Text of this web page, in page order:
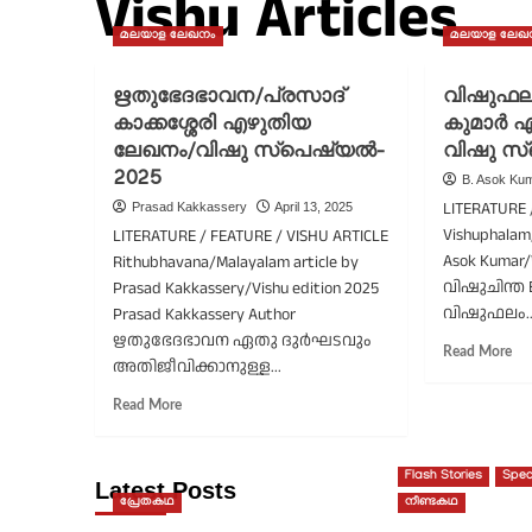
Vishu Articles
മലയാള ലേഖനം
ഋതുഭേദഭാവന/പ്രസാദ്
കാക്കശ്ശേരി എഴുതിയ
ലേഖനം/വിഷു സ്പെഷ്യൽ-
2025
Prasad Kakkassery April 13, 2025
LITERATURE / FEATURE / VISHU ARTICLE
Rithubhavana/Malayalam article by
Prasad Kakkassery/Vishu edition 2025
Prasad Kakkassery Author
ഋതുഭേദഭാവന ഏതു ദുർഘടവും
അതിജീവിക്കാനുള്ള...
Read MoreRead
പ്രസാദ്
കാക്കശ്ശേരി
മലയാള
കുമാർ
വിഷു
B. Asok
Asok
വിഷുചിന്ത
Read More
Latest Posts
പ്രേതകഥ
Flash Stories
നീണ്ടകഥ